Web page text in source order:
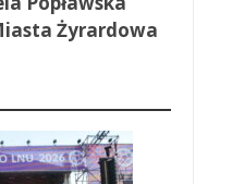
Żyrardowa